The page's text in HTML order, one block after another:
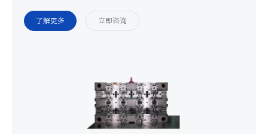
了解更多 立即咨询